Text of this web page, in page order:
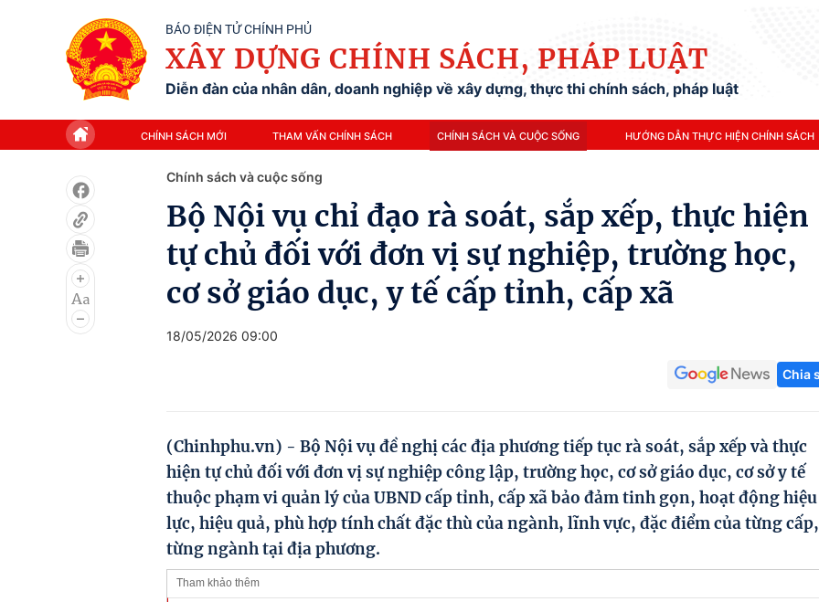
BÁO ĐIỆN TỬ CHÍNH PHỦ
XÂY DỰNG CHÍNH SÁCH, PHÁP LUẬT
Diễn đàn của nhân dân, doanh nghiệp về xây dựng, thực thi chính sách, pháp luật
CHÍNH SÁCH MỚI THAM VẤN CHÍNH SÁCH CHÍNH SÁCH VÀ CUỘC SỐNG HƯỚNG DẪN THỰC HIỆN CHÍNH SÁCH
Chính sách và cuộc sống
Bộ Nội vụ chỉ đạo rà soát, sắp xếp, thực hiện
tự chủ đối với đơn vị sự nghiệp, trường học,
cơ sở giáo dục, y tế cấp tỉnh, cấp xã
18/05/2026 09:00
Chia
(Chinhphu.vn) - Bộ Nội vụ đề nghị các địa phương tiếp tục rà soát, sắp xếp và thực
hiện tự chủ đối với đơn vị sự nghiệp công lập, trường học, cơ sở giáo dục, cơ sở y tế
thuộc phạm vi quản lý của UBND cấp tỉnh, cấp xã bảo đảm tinh gọn, hoạt động hiệu
lực, hiệu quả, phù hợp tính chất đặc thù của ngành, lĩnh vực, đặc điểm của từng cấp,
từng ngành tại địa phương.
Tham khảo thêm